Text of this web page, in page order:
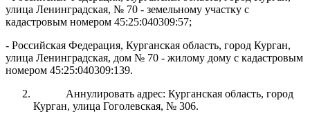
улица Ленинградская, № 70 - земельному участку с
кадастровым номером 45:25:040309:57;
- Российская Федерация, Курганская область, город Курган,
улица Ленинградская, дом № 70 - жилому дому с кадастровым
номером 45:25:040309:139.
Аннулировать адрес: Курганская область, город
Курган, улица Гоголевская, № 306.